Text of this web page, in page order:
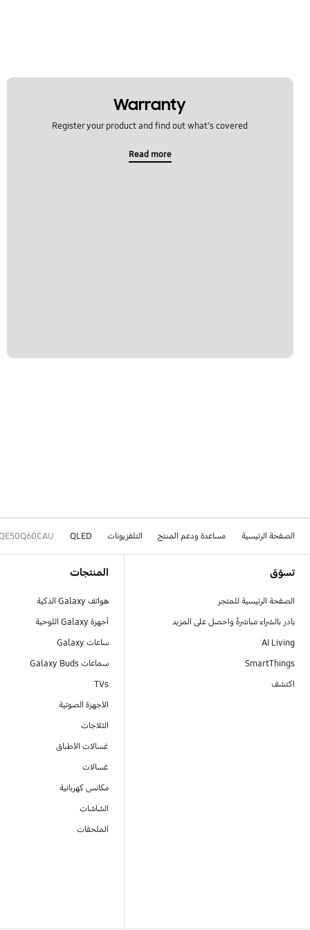
Warranty
Register your product and find out what's covered
Read more
الصفحة الرئيسية مساعدة ودعم المنتج التلفزيونات QLED
تسوّق
الصفحة الرئيسية للمتجر
بادر بالشراء مباشرةً واحصل على المزيد
AI Living
SmartThings
اكتشف
المنتجات
هواتف Galaxy الذكية
أجهزة Galaxy اللوحية
ساعات Galaxy
سماعات Galaxy Buds
TVs
الأجهزة الصوتية
الثلاجات
غسالات الأطباق
غسالات
مكانس كهربائية
الشاشات
الملحقات